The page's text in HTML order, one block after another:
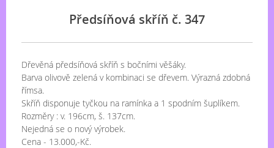
Předsíňová skříň č. 347
Dřevěná předsíňová skříň s bočními věšáky.
Barva olivově zelená v kombinaci se dřevem. Výrazná zdobná
římsa.
Skříň disponuje tyčkou na ramínka a 1 spodním šuplíkem.
Rozměry : v. 196cm, š. 137cm.
Nejedná se o nový výrobek.
Cena - 13.000,-Kč.